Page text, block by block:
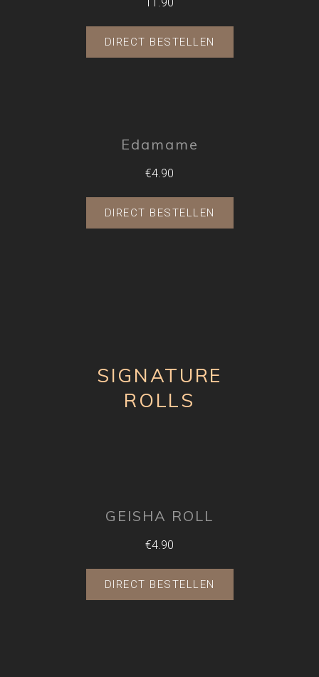
DIRECT BESTELLEN
Edamame
€4.90
DIRECT BESTELLEN
SIGNATURE
ROLLS
GEISHA ROLL
€4.90
DIRECT BESTELLEN